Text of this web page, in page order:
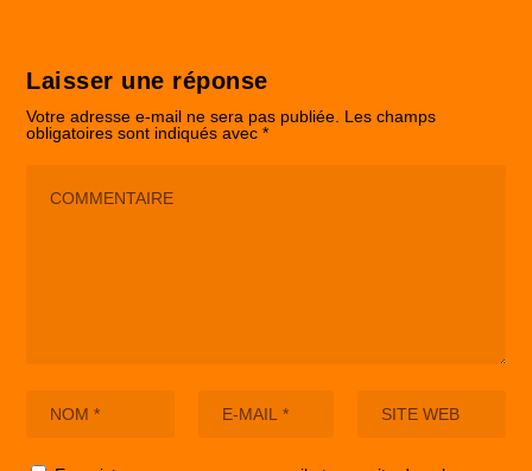
Laisser une réponse
Votre adresse e-mail ne sera pas publiée. Les champs
obligatoires sont indiqués avec*